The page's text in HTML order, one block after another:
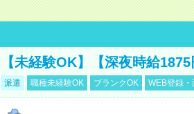
【未経験OK】【深夜時給
派遣 職種未経験OK ブランクOK WEB登録・